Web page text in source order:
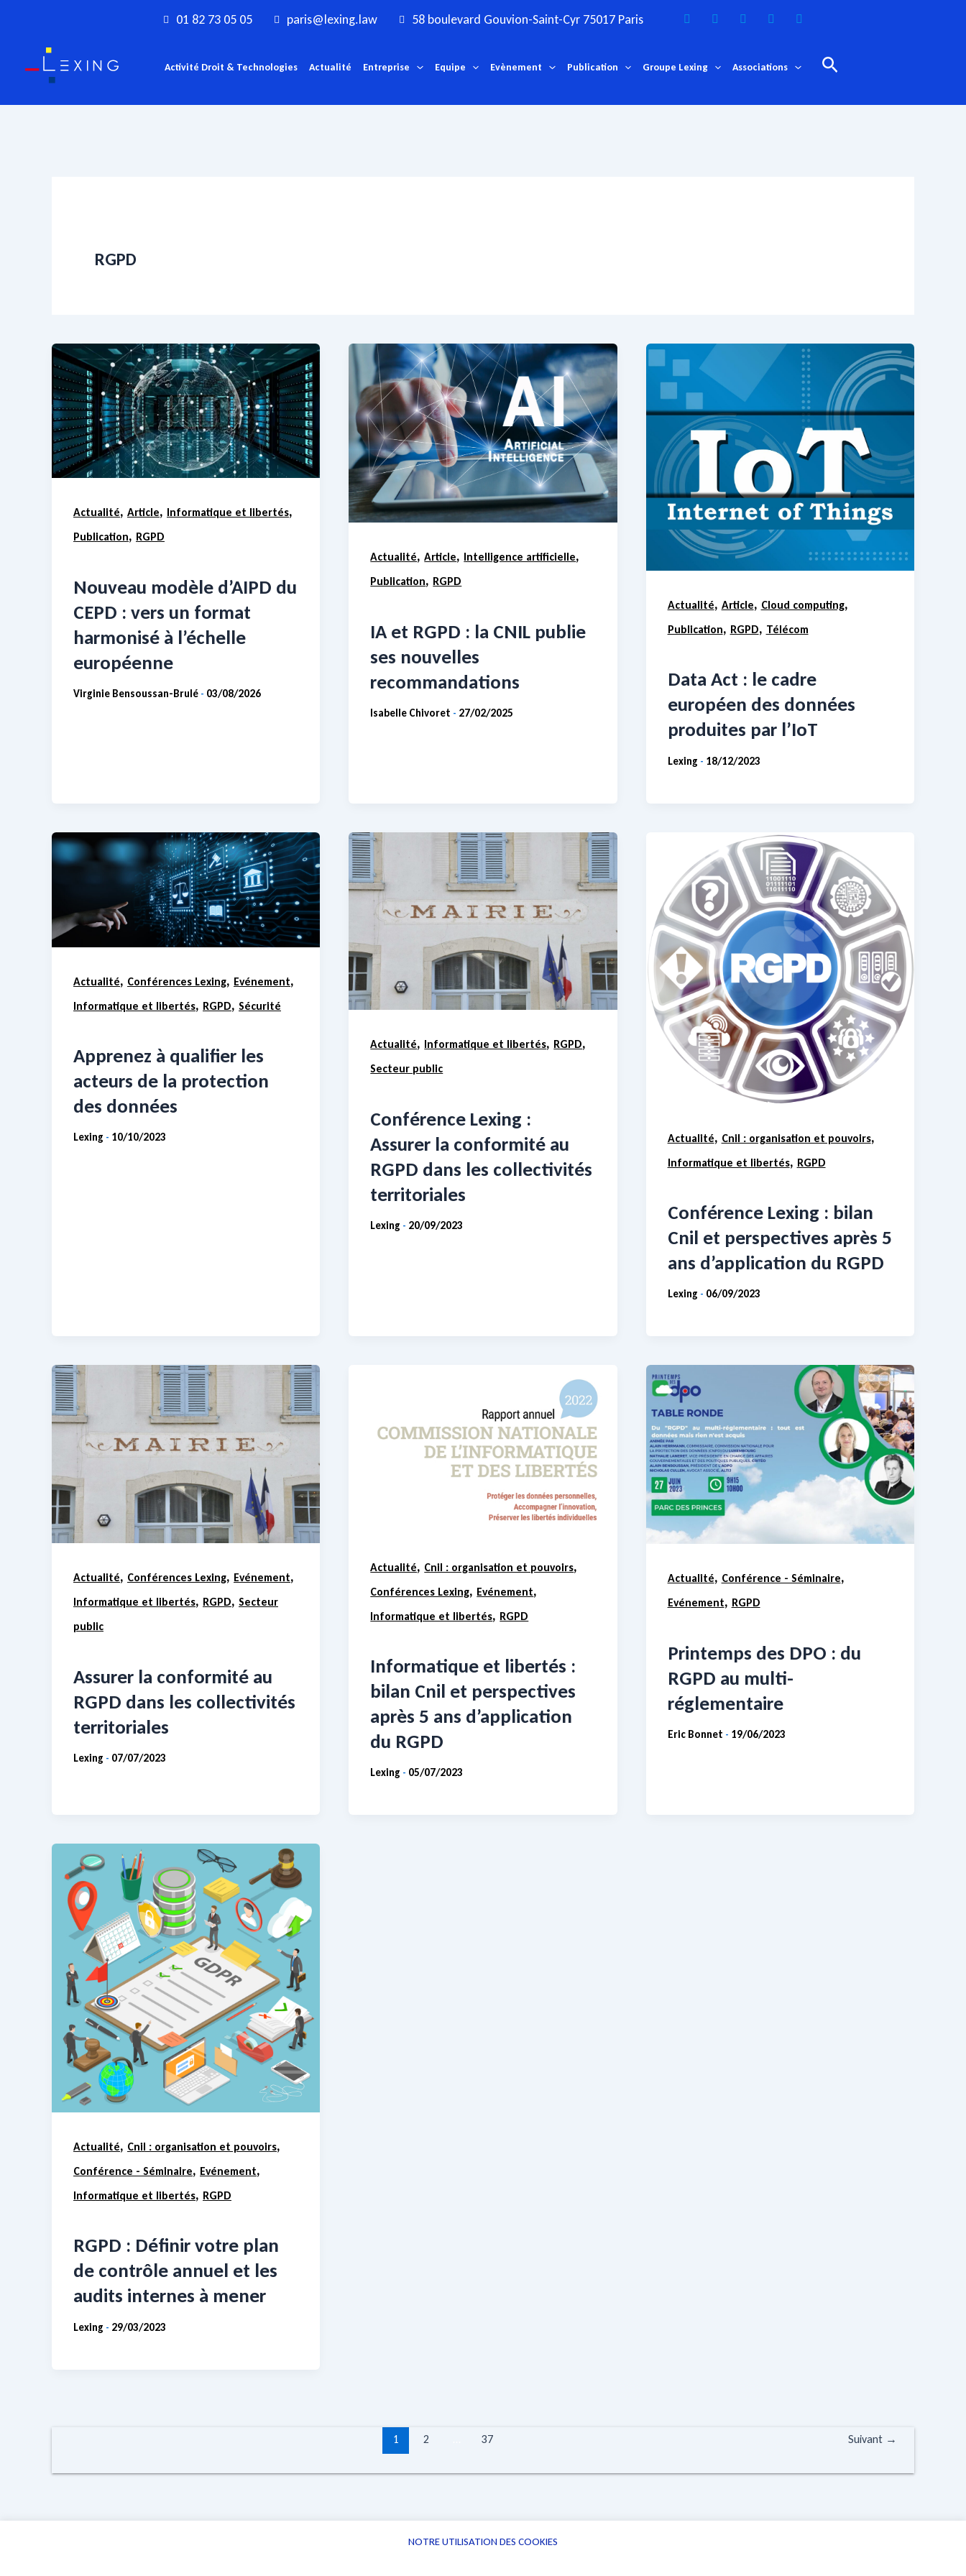
contenu
01 82 73 05 05 paris@lexing.law 58 boulevard Gouvion-Saint-Cyr 75017 Paris
Activité Droit & Technologies Actualité Entreprise Equipe Evènement Publication Groupe Lexing Associations Rechercher
RGPD
Actualité, Article, Informatique et libertés,
Publication, RGPD
Nouveau modèle d’AIPD du
CEPD : vers un format
harmonisé à l’échelle
européenne
Virginie Bensoussan-Brulé - 03/08/2026
Actualité,Article, Intelligence artificielle,
Publication, RGPD
IA et RGPD : la CNIL publie
ses nouvelles
recommandations
Isabelle Chivoret - 27/02/2025
Actualité, Article, Cloud computing,
Publication, RGPD, Télécom
Data Act : le cadre
européen des données
produites par l’IoT
Lexing - 18/12/2023
Actualité, Conférences Lexing, Evénement,
Informatique et libertés, RGPD, Sécurité
Apprenez à qualifier les
acteurs de la protection
des données
Lexing - 10/10/2023
Actualité, Informatique et libertés, RGPD,
Secteur public
Conférence Lexing :
Assurer la conformité au
RGPD dans les collectivités
territoriales
Lexing - 20/09/2023
Actualité, Cnil : organisation et pouvoirs,
Informatique et libertés, RGPD
Conférence Lexing : bilan
Cnil et perspectives après 5
ans d’application du RGPD
Lexing - 06/09/2023
Actualité, Conférences Lexing, Evénement,
Informatique et libertés, RGPD, Secteur
public
Assurer la conformité au
RGPD dans les collectivités
territoriales
Lexing - 07/07/2023
Actualité, Cnil : organisation et pouvoirs,
Conférences Lexing, Evénement,
Informatique et libertés, RGPD
Informatique et libertés :
bilan Cnil et perspectives
après 5 ans d’application
du RGPD
Lexing - 05/07/2023
Actualité, Conférence - Séminaire,
Evénement, RGPD
Printemps des DPO : du
RGPD au multi-
réglementaire
Eric Bonnet - 19/06/2023
Actualité, Cnil : organisation et pouvoirs,
Conférence - Séminaire, Evénement,
Informatique et libertés, RGPD
RGPD : Définir votre plan
de contrôle annuel et les
audits internes à mener
Lexing - 29/03/2023
1 2 37 Suivant →
NOTRE UTILISATION DES COOKIES